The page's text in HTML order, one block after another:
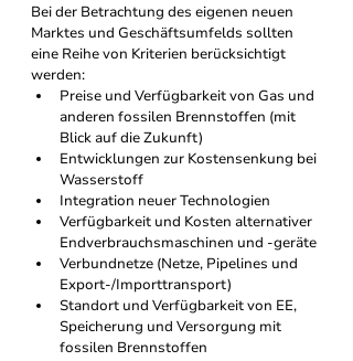
Bei der Betrachtung des eigenen neuen
Marktes und Geschäftsumfelds sollten
eine Reihe von Kriterien berücksichtigt
werden:
Preise und Verfügbarkeit von Gas und
anderen fossilen Brennstoffen (mit
Blick auf die Zukunft)
Entwicklungen zur Kostensenkung bei
Wasserstoff
Integration neuer Technologien
Verfügbarkeit und Kosten alternativer
Endverbrauchsmaschinen und -geräte
Verbundnetze (Netze, Pipelines und
Export-/Importtransport)
Standort und Verfügbarkeit von EE,
Speicherung und Versorgung mit
fossilen Brennstoffen